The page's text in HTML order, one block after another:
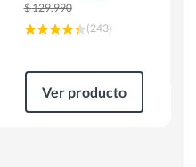
$129.990
(243)
Ver producto